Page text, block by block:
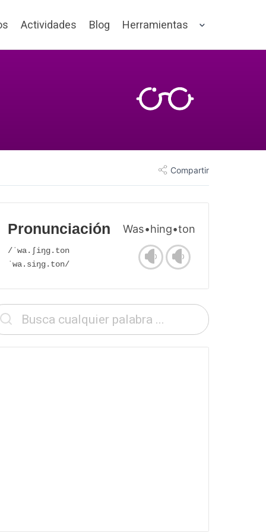
Actividades Blog Herramientas
Compartir
Pronunciación Was•hing•ton
/ˈwa.ʃiŋɡ.ton
ˈwa.siŋɡ.ton/